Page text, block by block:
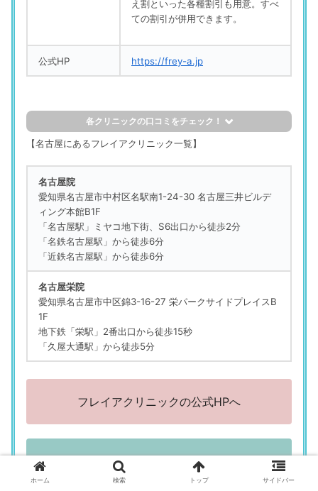
え割といった各種割引も用意。すべ
ての割引が併用できます。
公式HP https://frey-a.jp
各クリニックの口コミをチェック！
評判の良い口コミ
フレイアクリニック 名古屋栄院
「価格がリーズナブルで、アフターケアの薬ももらえてよか
った」
（27歳／正社員（総合職）／技術職／研究開発、建設・建
築・設備工事、その他）
フレイアクリニック 名古屋栄院
「施術中痛くないですか？ 大丈夫ですか？ と確認しな
がらやってくれるのがよかった」
（25歳／正社員（一般事務）／販売職・サービス系）
フレイアクリニック 名古屋栄院
「説明がていねい」
（32歳／正社員（一般事務）／事務系専門職／法務・財務・
人事・総務など）
評判の悪い口コミ
フレイアクリニック 名古屋栄院
「予約が取りづらかった」
（27歳／正社員（総合職）／営業職）
【名古屋にあるフレイアクリニック一覧】
名古屋院
愛知県名古屋市中村区名駅南1-24-30 名古屋三井ビルデ
ィング本館B1F
「名古屋駅」ミヤコ地下街、S6出口から徒歩2分
「名鉄名古屋駅」から徒歩6分
「近鉄名古屋駅」から徒歩6分
名古屋栄院
愛知県名古屋市中区錦3-16-27 栄パークサイドプレイスB
1F
地下鉄「栄駅」2番出口から徒歩15秒
「久屋大通駅」から徒歩5分
フレイアクリニックの公式HPへ
痛みが少なくて通いやすい医療脱毛！ フ
レイアクリニックの特徴・料金
ホーム 検索 トップ サイドバー